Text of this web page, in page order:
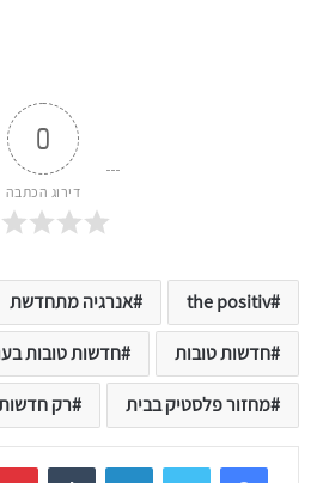
0
דירוג הכתבה
the positiv אנרגיה מתחדשת
חדשות טובות חדשות טובות
מחזור פלסטיק בבית רק
LinkedIn